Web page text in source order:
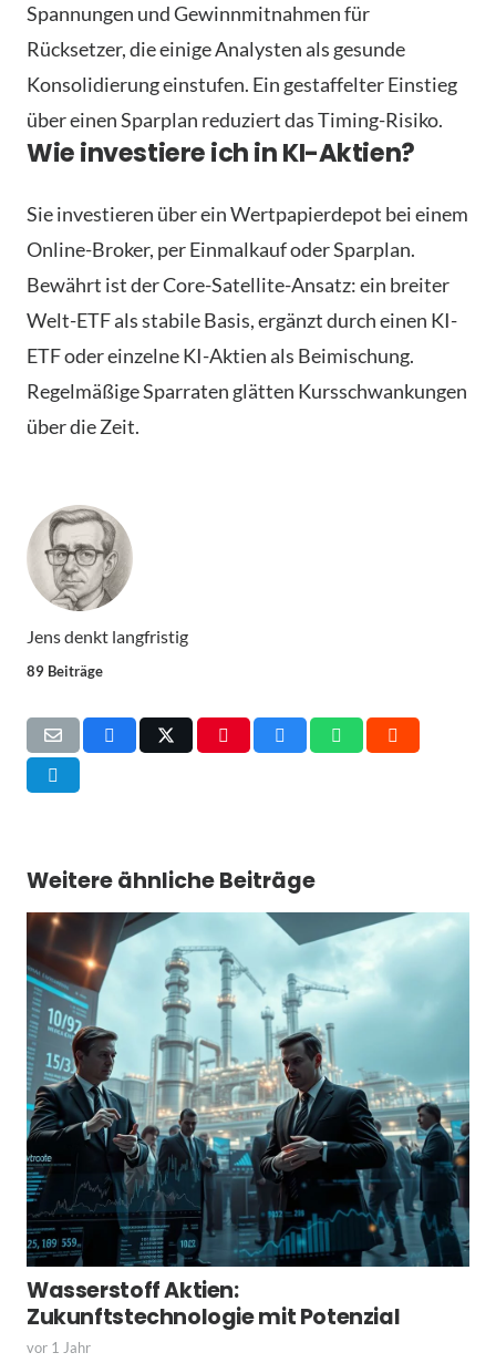
Spannungen und Gewinnmitnahmen für
Rücksetzer, die einige Analysten als gesunde
Konsolidierung einstufen. Ein gestaffelter Einstieg
über einen Sparplan reduziert das Timing-Risiko.
Wie investiere ich in KI-Aktien?
Sie investieren über ein Wertpapierdepot bei einem
Online-Broker, per Einmalkauf oder Sparplan.
Bewährt ist der Core-Satellite-Ansatz: ein breiter
Welt-ETF als stabile Basis, ergänzt durch einen KI-
ETF oder einzelne KI-Aktien als Beimischung.
Regelmäßige Sparraten glätten Kursschwankungen
über die Zeit.
Jens denkt langfristig
89 Beiträge
Weitere ähnliche Beiträge
Wasserstoff Aktien:
Zukunftstechnologie mit Potenzial
vor 1 Jahr